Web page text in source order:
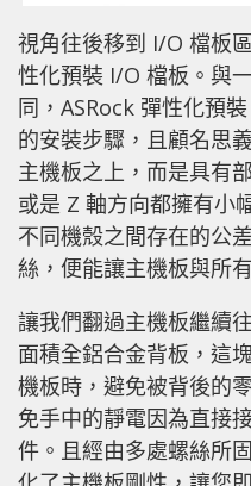
視角往後移到 I/O 檔板
性化預裝 I/O 檔板。與
同，ASRock 彈性化預
的安裝步驟，且顧名思
主機板之上，而是具有
或是 Z 軸方向都擁有小
不同機殼之間存在的公
絲，便能讓主機板與所
讓我們翻過主機板繼續
面積全鋁合金背板，這
機板時，避免被背後的
免手中的靜電因為直接
件。且經由多處螺絲所